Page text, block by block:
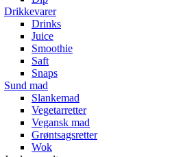
Drikkevarer
Drinks
Juice
Smoothie
Saft
Snaps
Sund mad
Slankemad
Vegetarretter
Vegansk mad
Grøntsagsretter
Wok